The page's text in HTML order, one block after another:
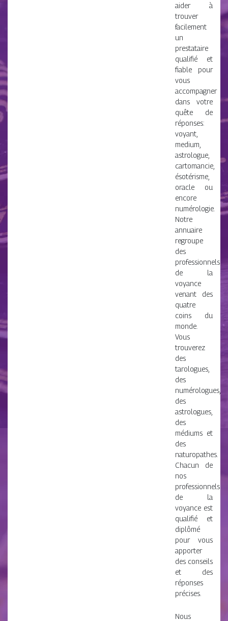
aider à
trouver
facilement
un
prestataire
qualifié et
fiable pour
vous
accompagner
dans votre
quête de
réponses:
voyant,
medium,
astrologue,
cartomancie,
ésotérisme,
oracle ou
encore
numérologie.
Notre
annuaire
regroupe
des
professionnels
de la
voyance
venant des
quatre
coins du
monde.
Vous
trouverez
des
tarologues,
des
numérologues,
des
astrologues,
des
médiums et
des
naturopathes.
Chacun de
nos
professionnels
de la
voyance est
qualifié et
diplômé
pour vous
apporter
des conseils
et des
réponses
précises.
Nous